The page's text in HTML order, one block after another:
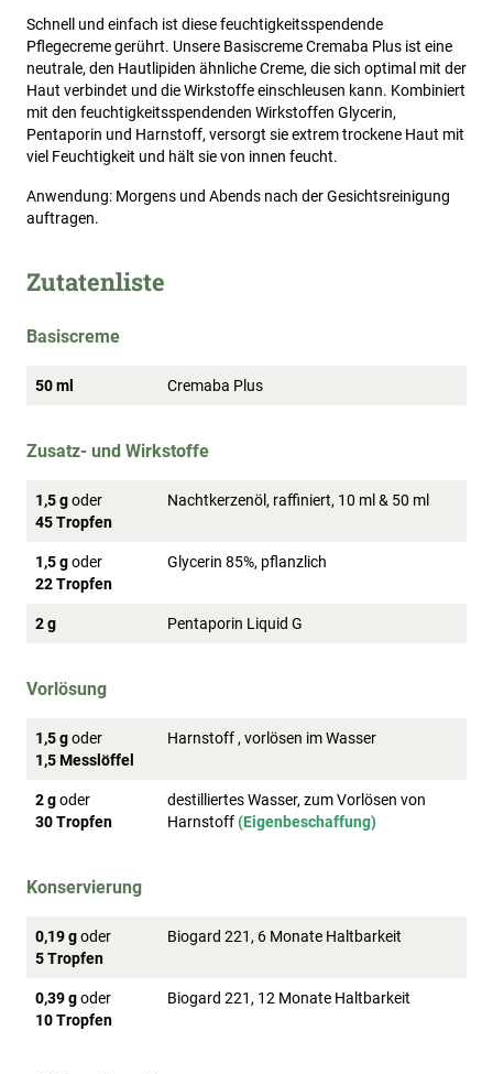
Schnell und einfach ist diese feuchtigkeitsspendende
Pflegecreme gerührt. Unsere Basiscreme Cremaba Plus ist eine
neutrale, den Hautlipiden ähnliche Creme, die sich optimal mit der
Haut verbindet und die Wirkstoffe einschleusen kann. Kombiniert
mit den feuchtigkeitsspendenden Wirkstoffen Glycerin,
Pentaporin und Harnstoff, versorgt sie extrem trockene Haut mit
viel Feuchtigkeit und hält sie von innen feucht.
Anwendung: Morgens und Abends nach der Gesichtsreinigung
auftragen.
Zutatenliste
Basiscreme
50 ml Cremaba Plus
Zusatz- und Wirkstoffe
1,5 goder
45 Tropfen
Nachtkerzenöl, raffiniert, 10 ml & 50 ml
1,5 goder
22 Tropfen
Glycerin 85%, pflanzlich
2 g Pentaporin Liquid G
Vorlösung
1,5 goder
1,5 Messlöffel
Harnstoff , vorlösen im Wasser
2 goder
30 Tropfen
destilliertes Wasser, zum Vorlösen von
Harnstoff(Eigenbeschaffung)
Konservierung
0,19 goder
5 Tropfen
Biogard 221, 6 Monate Haltbarkeit
0,39 goder
10 Tropfen
Biogard 221, 12 Monate Haltbarkeit